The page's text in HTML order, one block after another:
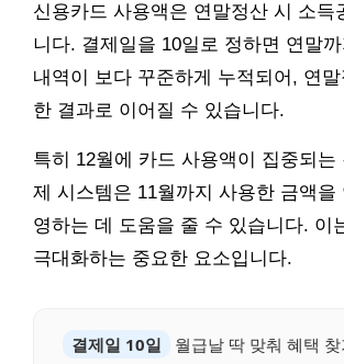
신용카드 사용액은 연말정산 시 소득
니다. 결제일을 10일로 정하면 연말
내역이 보다 꾸준하게 누적되어, 연말
한 결과로 이어질 수 있습니다.
특히 12월에 카드 사용액이 집중되는
제 시스템은 11월까지 사용한 금액을
영하는 데 도움을 줄 수 있습니다. 이
극대화하는 중요한 요소입니다.
결제일 10일
월급날 딱 맞춰 혜택